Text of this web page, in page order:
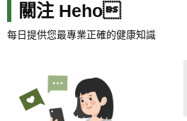
關注 Heho
每日提供您最專業正確的健康知識